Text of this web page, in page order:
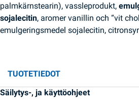
palmkärnstearin), vassleprodukt,
sojalecitin, aromer vanillin och “vit
emulgeringsmedel sojalecitin,
TUOTETIEDOT
Säilytys-, ja käyttöohjeet